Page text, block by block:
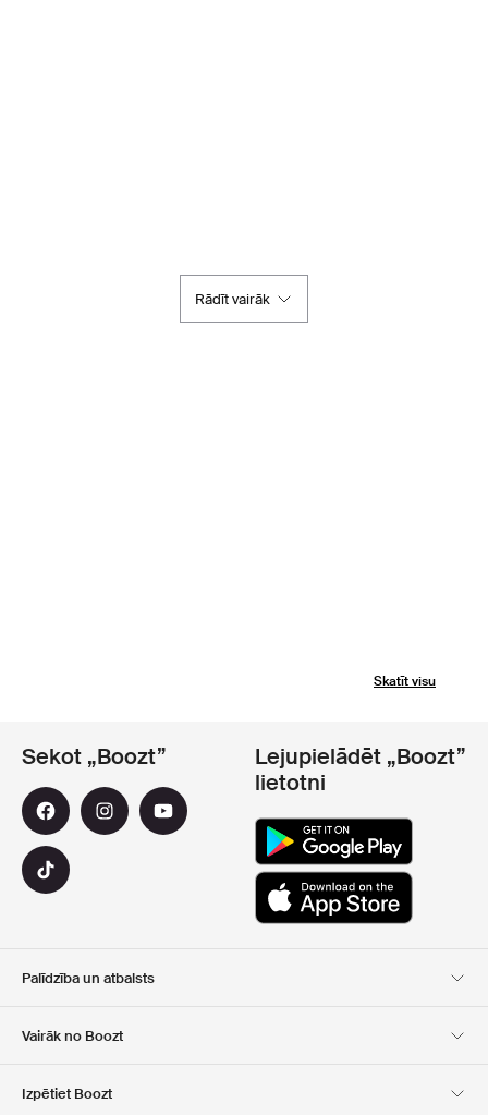
Rādīt vairāk
Skatīt visu
Palīdzība un atbalsts
Vairāk no Boozt
Izpētiet Boozt
Sekot „Boozt”
Lejupielādēt „Boozt”
lietotni